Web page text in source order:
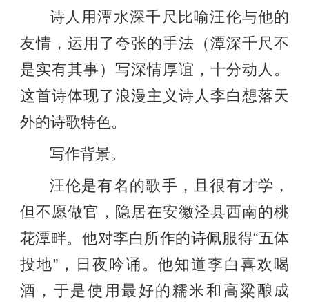
诗人用潭水深千尺比喻汪伦与他的
友情，运用了夸张的手法（潭深千尺不
是实有其事）写深情厚谊，十分动人。
这首诗体现了浪漫主义诗人李白想落天
外的诗歌特色。
写作背景。
汪伦是有名的歌手，且很有才学，
但不愿做官，隐居在安徽泾县西南的桃
花潭畔。他对李白所作的诗佩服得“五体
投地”，日夜吟诵。他知道李白喜欢喝
酒，于是使用最好的糯米和高粱酿成